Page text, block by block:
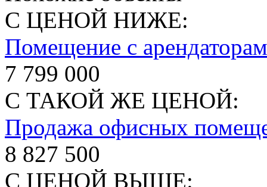
С ЦЕНОЙ НИЖЕ:
Помещение с
7 799 000
С ТАКОЙ ЖЕ ЦЕНОЙ:
Продажа офисных
8 827 500
С ЦЕНОЙ ВЫШЕ: